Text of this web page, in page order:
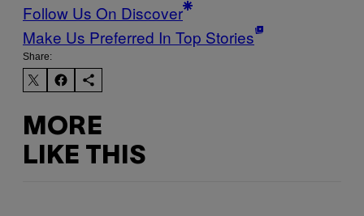
Follow Us On Discover
Make Us Preferred In Top Stories
Share:
MORE
LIKE THIS